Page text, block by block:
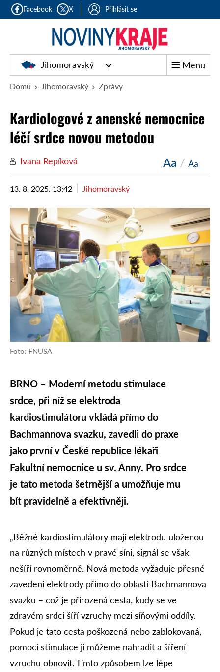
Facebook X Přihlásit se
Jihomoravský Menu
Domů Jihomoravský Zprávy
Kardiologové z anenské nemocnice
léčí srdce novou metodou
Ivana Repíková Aa / Aa
13. 8. 2025, 13:42 Jihomoravský
Foto: FNUSA
BRNO – Moderní metodu stimulace
srdce, při níž se elektroda
kardiostimulátoru vkládá přímo do
Bachmannova svazku, zavedli do praxe
jako první v České republice lékaři
Fakultní nemocnice u sv. Anny. Pro srdce
je tato metoda šetrnější a umožňuje mu
bít pravidelně a efektivněji.
„Běžné kardiostimulátory mají elektrodu uloženou
na různých místech v pravé síni, signál se však
nešíří rovnoměrně. Nová metoda vyžaduje přesné
zavedení elektrody přímo do oblasti Bachmannova
svazku – což je přirozená cesta, kudy se ve
zdravém srdci šíří vzruchy mezi síňovými oddíly.
Pokud je tato cesta poškozená nebo zablokovaná,
pomocí stimulace ji můžeme nahradit a šíření
vzruchu obnovit. Tímto způsobem lze lépe